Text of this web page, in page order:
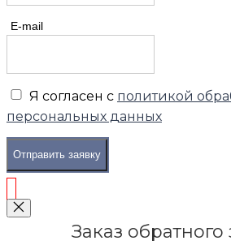
E-mail
Я согласен с политикой
персональных данных
Отправить заявку
Заказ обратного